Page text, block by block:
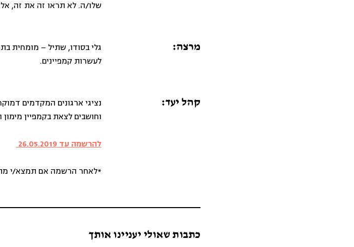
שלו/ה. לא תראו זה את זה,
מרצה:
גלי בסודו, שתיל – מומחית
לעשרות קמפיינים.
קהל יעד:
נציגי ארגונים המקדמים
וחושבים לצאת בקמפיין מימון
להרשמה עד 26.05.2019
*לאחר הרשמה אם תמצא/י
כתבות שאולי יעניינו אותך